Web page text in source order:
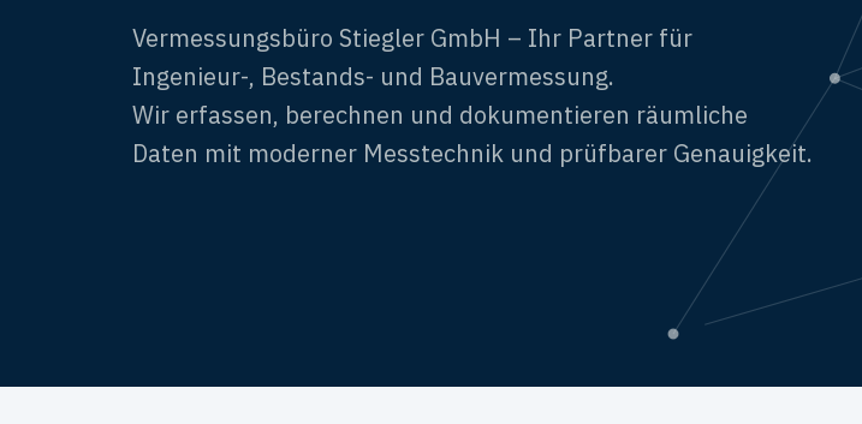
Vermessungsbüro Stiegler GmbH – Ihr Partner für
Ingenieur-, Bestands- und Bauvermessung.
Wir erfassen, berechnen und dokumentieren räumliche
Daten mit moderner Messtechnik und prüfbarer Genauigkeit.